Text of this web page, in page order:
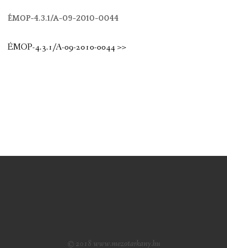
ÉMOP-4.3.1/A-09-2010-0044
ÉMOP-4.3.1/A-09-2010-0044 >>
© 2018 www.mezotarkany.hu